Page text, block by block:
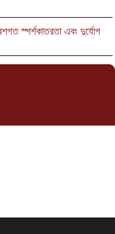
স্পর্শকাতরতা এবং দুর্যোগ